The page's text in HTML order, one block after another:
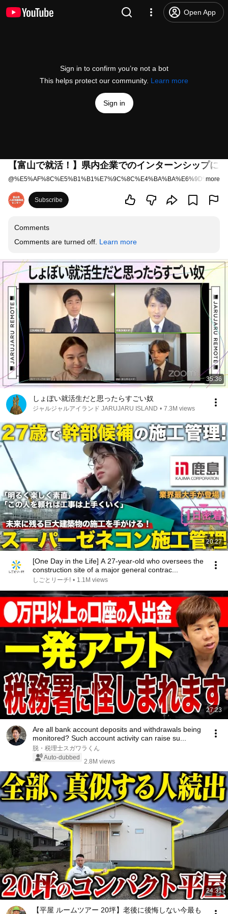
Open App
Sign in to confirm you’re not a bot
This helps protect our community. Learn more
Sign in
【富山で就活！】県内企業でのインターンシップ
@ more
Subscribe
Comments
Comments are turned off. Learn more
35:36
しょぼい就活生だと思ったらすごい奴
ジャルジャルアイランド JARUJARU ISLAND • 7.3M views
20:27
[One Day in the Life] A 27-year-old who oversees the
construction site of a major general contrac...
しごとリーチ! • 1.1M views
27:23
Are all bank account deposits and withdrawals being
monitored? Such account activity can raise su...
脱・税理士スガワラくん
Auto-dubbed
2.8M views
24:31
【平屋 ルームツアー 20坪】老後に後悔しない今最も